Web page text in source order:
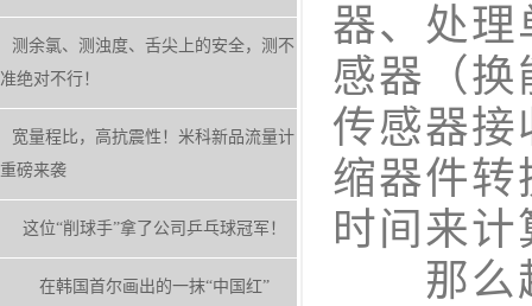
测余氯、测浊度、舌尖上的安全，测不
准绝对不行！
宽量程比，高抗震性！米科新品流量计
重磅来袭
这位“削球手”拿了公司乒乓球冠军！
在韩国首尔画出的一抹“中国红”
器、处理
感器（
传感器接
缩器件转
时间来
那么超